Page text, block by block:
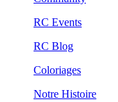
RC Events
RC Blog
Coloriages
Notre Histoire